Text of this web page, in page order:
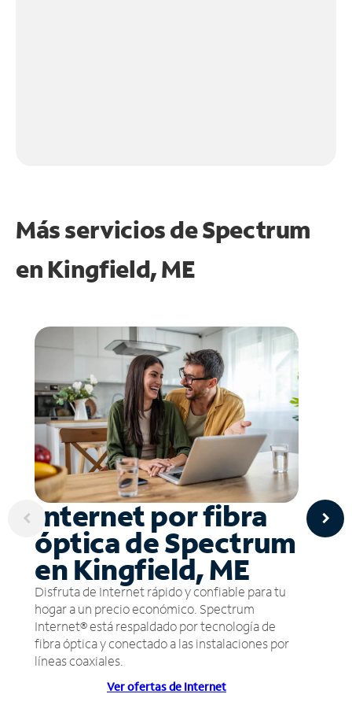
Más servicios de Spectrum
en Kingfield, ME
Internet por fibra
óptica de Spectrum
en Kingfield, ME
Disfruta de Internet rápido y confiable para tu
hogar a un precio económico. Spectrum
Internet® está respaldado por tecnología de
fibra óptica y conectado a las instalaciones por
líneas coaxiales.
Ver ofertas de Internet